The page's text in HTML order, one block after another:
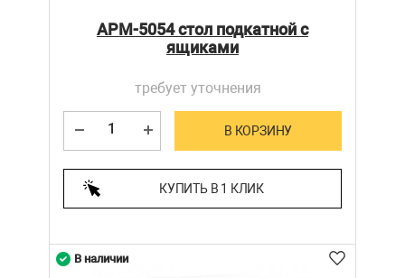
АРМ-5054 стол подкатной с
ящиками
требует уточнения
В КОРЗИНУ
КУПИТЬ В 1 КЛИК
В наличии